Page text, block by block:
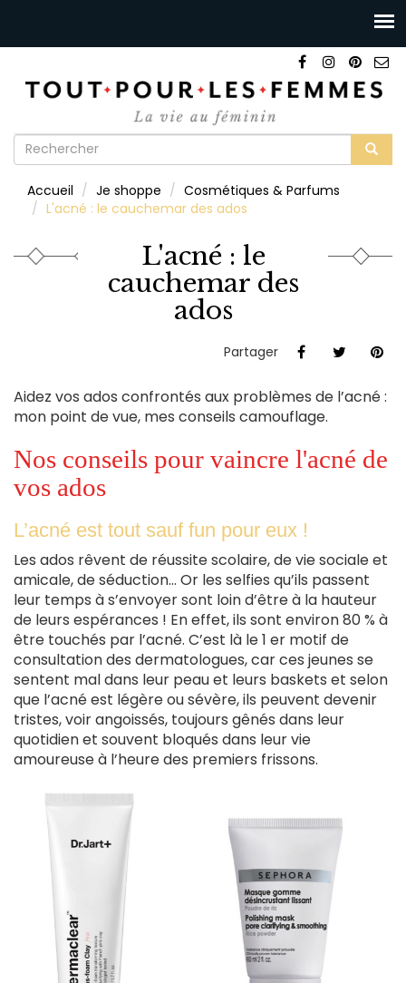
Formulaire
recherche
Accueil Je shoppe
Cosmétiques & Parfums
L'acné : le cauchemar des ados
L'acné : le
cauchemar des
ados
Partager
Aidez vos ados confrontés aux problèmes de l’acné :
mon point de vue, mes conseils camouflage.
Nos conseils pour vaincre l'acné de
vos ados
L’acné est tout sauf fun pour eux !
Les ados rêvent de réussite scolaire, de vie sociale et
amicale, de séduction… Or les selfies qu’ils passent
leur temps à s’envoyer sont loin d’être à la hauteur
de leurs espérances ! En effet, ils sont environ 80 % à
être touchés par l’acné. C’est là le 1 er motif de
consultation des dermatologues, car ces jeunes se
sentent mal dans leur peau et leurs baskets et selon
que l’acné est légère ou sévère, ils peuvent devenir
tristes, voir angoissés, toujours gênés dans leur
quotidien et souvent bloqués dans leur vie
amoureuse à l’heure des premiers frissons.